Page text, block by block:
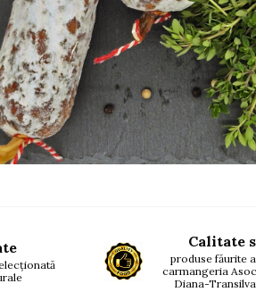
Calitate
produse făurite
carmangeria
Diana-